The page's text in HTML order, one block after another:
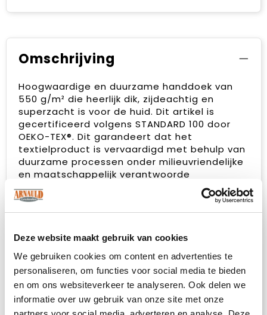
Deze website maakt gebruik van cookies
We gebruiken cookies om content en advertenties te
personaliseren, om functies voor social media te bieden
en om ons websiteverkeer te analyseren. Ook delen we
informatie over uw gebruik van onze site met onze
Omschrijving
Hoogwaardige en duurzame handdoek van
550 g/m² die heerlijk dik, zijdeachtig en
superzacht is voor de huid. Dit artikel is
gecertificeerd volgens STANDARD 100 door
OEKO-TEX®. Dit garandeert dat het
textielproduct is vervaardigd met behulp van
duurzame processen onder milieuvriendelijke
en maatschappelijk verantwoorde
arbeidsomstandigheden en vrij is van
schadelijke chemicaliën of synthetische
materialen. Verkrijgbaar in een
elke huis- of hotelbadkamer te verfijnen. De
verfproces dat de vraag naar zoetwater
vermindert en de grote hoeveelheden
vervuild water voorkomt die typisch zijn voor
verfprocessen op waterbasis. Grootte van de
handdoek: 100 x 180 cm. Gemaakt in Europa.